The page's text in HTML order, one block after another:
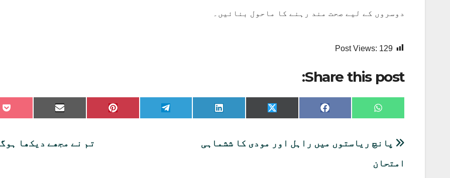
دوسروں کے لیے صحت مند رہنے کا ماحول بنائیں۔
Post Views: 129
Share this post:
Share
on
Share
on
Share
on
Share
on
Share
on
Share
on
Share
on
پوسٹوں
کی
تم نے مجھے دیکھا
پانچ ریاستوں میں راہل اور مودی کا ششماہی
امتحان